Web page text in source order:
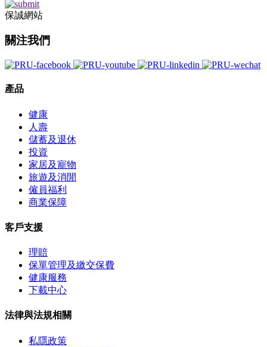
保誠網站
關注我們
產品
健康
人壽
儲蓄及退休
投資
家居及寵物
旅遊及消閒
僱員福利
商業保障
客戶支援
理賠
保單管理及繳交保費
健康服務
下載中心
法律與法規相關
私隱政策